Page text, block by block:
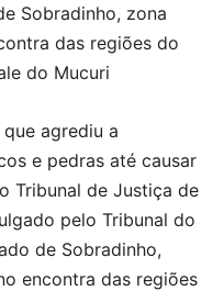
Sobradinho, zona
das regiões do
do Mucuri
agrediu a
e pedras até causar
Tribunal de Justiça de
pelo Tribunal do
de Sobradinho,
encontra das regiões